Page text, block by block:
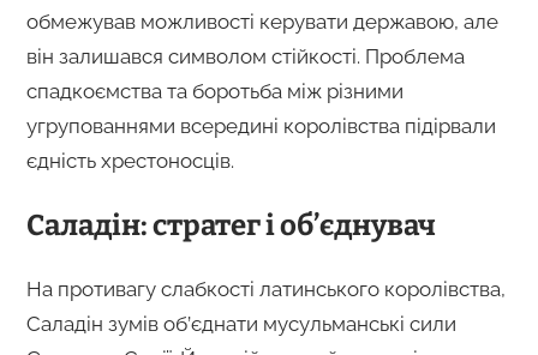
обмежував можливості керувати державою, але
він залишався символом стійкості. Проблема
спадкоємства та боротьба між різними
угрупованнями всередині королівства підірвали
єдність хрестоносців.
Саладін: стратег і об’єднувач
На противагу слабкості латинського королівства,
Саладін зумів об’єднати мусульманські сили